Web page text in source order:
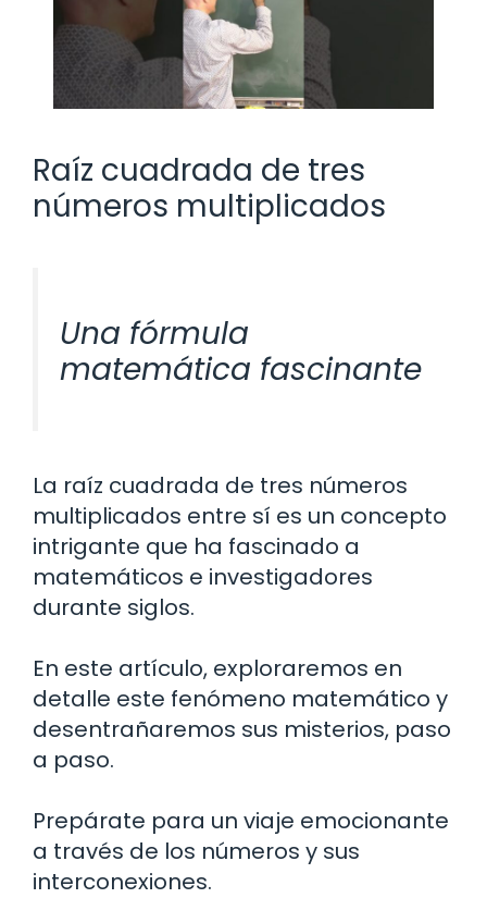
Raíz cuadrada de tres
números multiplicados
Una fórmula
matemática fascinante
La raíz cuadrada de tres números
multiplicados entre sí es un concepto
intrigante que ha fascinado a
matemáticos e investigadores
durante siglos.
En este artículo, exploraremos en
detalle este fenómeno matemático y
desentrañaremos sus misterios, paso
a paso.
Prepárate para un viaje emocionante
a través de los números y sus
interconexiones.